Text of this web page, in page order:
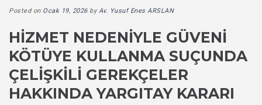
Posted on Ocak 19, 2026byAv. Yusuf Enes ARSLAN
HIZMET NEDENIYLE GÜVENI
KÖTÜYE KULLANMA SUÇUNDA
ÇELIŞKILI GEREKÇELER
HAKKINDA YARGITAY KARARI